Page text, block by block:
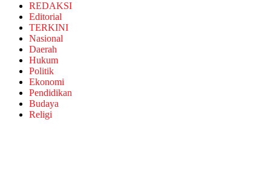
REDAKSI
Editorial
TERKINI
Nasional
Daerah
Hukum
Politik
Ekonomi
Pendidikan
Budaya
Religi